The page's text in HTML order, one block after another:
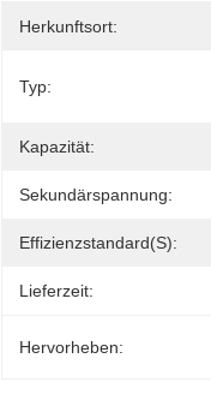
Herkunftsort:
Typ:
Kapazität:
Sekundärspannung:
Effizienzstandard(s):
Lieferzeit:
Hervorheben: